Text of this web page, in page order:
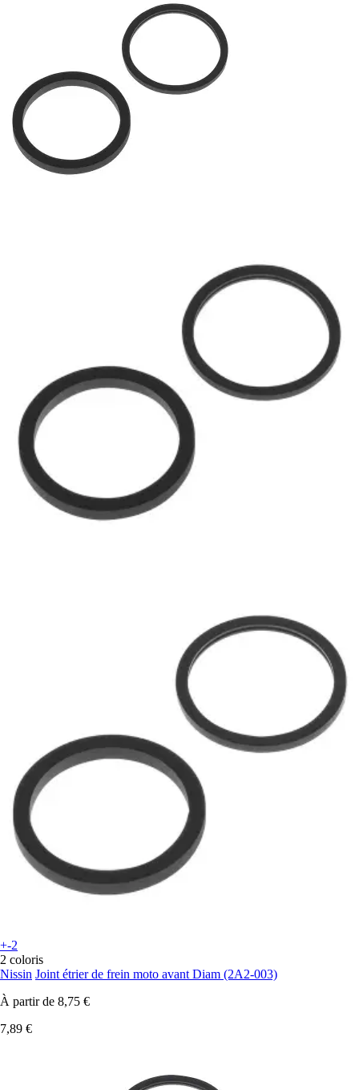
+-2
2 coloris
Nissin Joint étrier de frein moto avant Diam (2A2-003)
À partir de 8,75 €
7,89 €